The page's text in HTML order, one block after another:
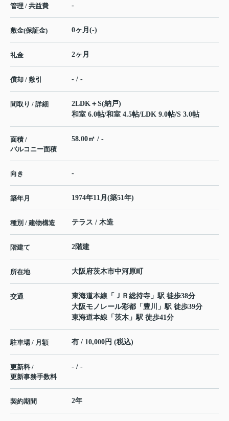
管理 / 共益費 -
敷金(保証金) 0ヶ月(-)
礼金 2ヶ月
償却 / 敷引 - / -
間取り / 詳細
2LDK＋S(納戸)
和室 6.0帖/和室 4.5帖/LDK 9.0帖/S 3.0帖
面積 /
バルコニー面積
58.00㎡ / -
向き -
築年月 1974年11月(築51年)
種別 / 建物構造 テラス / 木造
階建て 2階建
所在地 大阪府茨木市中河原町
交通 東海道本線 「 ＪＲ総持寺 」駅 徒歩38分
大阪モノレール彩都 「 豊川
」駅 徒歩39分
東海道本線 「 茨木 」駅 徒歩41分
駐車場 / 月額 有 / 10,000円 (税込)
更新料 /
更新事務手数料
- / -
契約期間 2年